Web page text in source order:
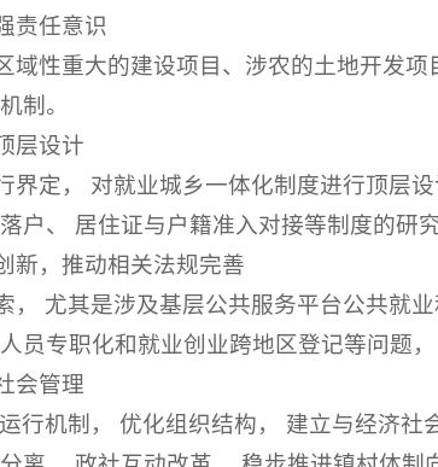
责任意识
域性重大的建设项目、涉农的土地开发
制。
层设计
界定， 对就业城乡一体化制度进行顶层
户、 居住证与户籍准入对接等制度的研
新，推动相关法规完善
， 尤其是涉及基层公共服务平台公共就
员专职化和就业创业跨地区登记等问题，
会管理
行机制， 优化组织结构， 建立与经济